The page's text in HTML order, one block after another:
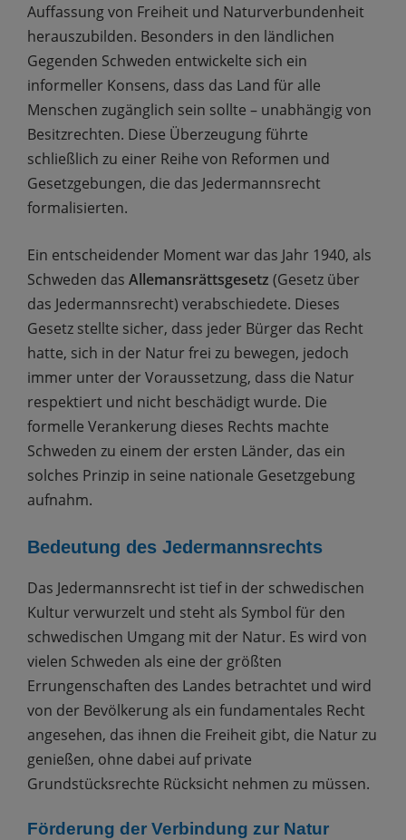
Auffassung von Freiheit und Naturverbundenheit
herauszubilden. Besonders in den ländlichen
Gegenden Schweden entwickelte sich ein
informeller Konsens, dass das Land für alle
Menschen zugänglich sein sollte – unabhängig von
Besitzrechten. Diese Überzeugung führte
schließlich zu einer Reihe von Reformen und
Gesetzgebungen, die das Jedermannsrecht
formalisierten.
Ein entscheidender Moment war das Jahr 1940, als
Schweden das Allemansrättsgesetz (Gesetz über
das Jedermannsrecht) verabschiedete. Dieses
Gesetz stellte sicher, dass jeder Bürger das Recht
hatte, sich in der Natur frei zu bewegen, jedoch
immer unter der Voraussetzung, dass die Natur
respektiert und nicht beschädigt wurde. Die
formelle Verankerung dieses Rechts machte
Schweden zu einem der ersten Länder, das ein
solches Prinzip in seine nationale Gesetzgebung
aufnahm.
Bedeutung des Jedermannsrechts
Das Jedermannsrecht ist tief in der schwedischen
Kultur verwurzelt und steht als Symbol für den
schwedischen Umgang mit der Natur. Es wird von
vielen Schweden als eine der größten
Errungenschaften des Landes betrachtet und wird
von der Bevölkerung als ein fundamentales Recht
angesehen, das ihnen die Freiheit gibt, die Natur zu
genießen, ohne dabei auf private
Grundstücksrechte Rücksicht nehmen zu müssen.
Förderung der Verbindung zur Natur